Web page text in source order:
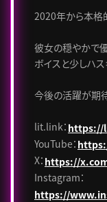
2020年から本格
彼女の穏やかで
ボイスと少しハ
今後の活躍が期
lit.link： https://
YouTube：
X： https://
Instagram：
https://